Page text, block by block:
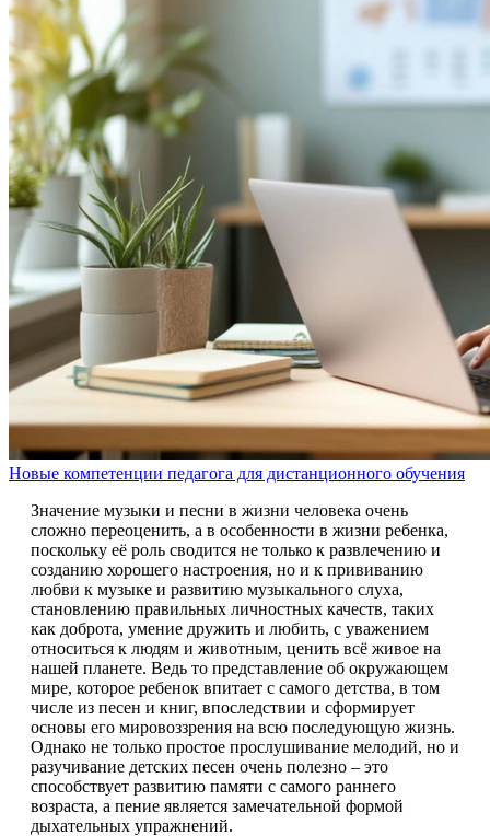
Новые компетенции педагога для дистанционного обучения
Значение музыки и песни в жизни человека очень
сложно переоценить, а в особенности в жизни ребенка,
поскольку её роль сводится не только к развлечению и
созданию хорошего настроения, но и к прививанию
любви к музыке и развитию музыкального слуха,
становлению правильных личностных качеств, таких
как доброта, умение дружить и любить, с уважением
относиться к людям и животным, ценить всё живое на
нашей планете. Ведь то представление об окружающем
мире, которое ребенок впитает с самого детства, в том
числе из песен и книг, впоследствии и сформирует
основы его мировоззрения на всю последующую жизнь.
Однако не только простое прослушивание мелодий, но и
разучивание детских песен очень полезно – это
способствует развитию памяти с самого раннего
возраста, а пение является замечательной формой
дыхательных упражнений.